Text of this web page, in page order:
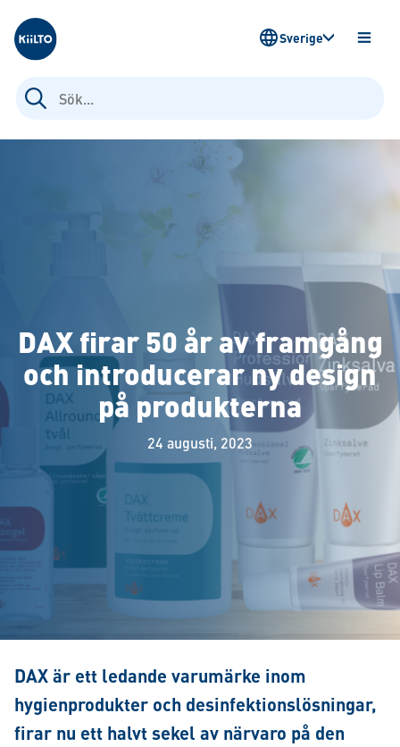
Kiilto Sweden
Sök
efter:
Sverige
DAX firar 50 år av framgång
och introducerar ny design
på produkterna
24 augusti, 2023
DAX är ett ledande varumärke inom
hygienprodukter och desinfektionslösningar,
firar nu ett halvt sekel av närvaro på den